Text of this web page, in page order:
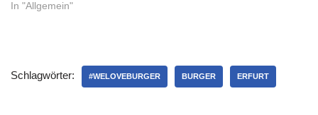
Ketten gibt. Und so langsam
Cheeseburger sich massiv
von einem 'Italian Burger'
In "Allgemein"
Schlagwörter: #WELOVEBURGER BURGER ERFURT